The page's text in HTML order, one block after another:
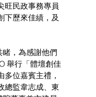
旺民政事務專員
下歷來佳績，及
，為感謝他們
舉行「體壇創佳
位嘉賓主禮，
總監韋志成、東